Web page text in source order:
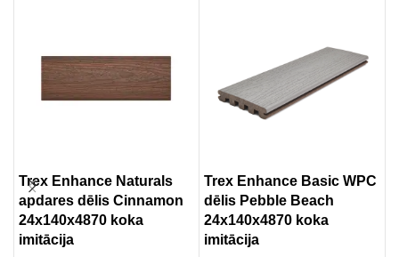
Trex Enhance Naturals
apdares dēlis Cinnamon
24x140x4870 koka
imitācija
Trex Enhance Basic WPC
dēlis Pebble Beach
24x140x4870 koka
imitācija